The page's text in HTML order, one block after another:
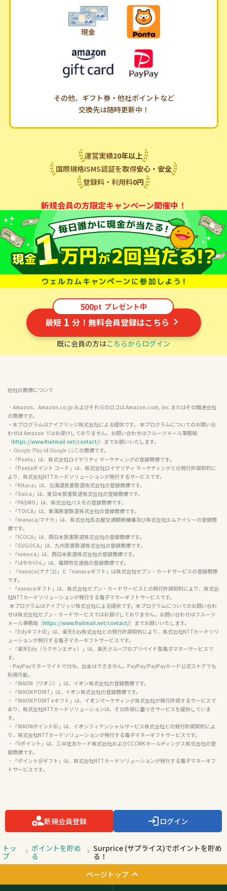
その他、ギフト券・他社ポイントなど
交換先は随時更新中！
運営実績20年以上
国際規格ISMS認証を取得安心・安全
登録料・利用料0円
新規会員の方限定キャンペーン開催中！
500pt プレゼント中
最短 1 分！無料会員登録はこちら
既に会員の方はこちらからログイン
他社の商標について
・Amazon、Amazon.co.jp およびそれらのロゴは Amazon.com, Inc.またはその関連会社
の商標です。
・本プログラムはアイブリッジ株式会社による提供です。 本プログラムについてのお問い合
わせは Amazon ではお受けしておりません。お問い合わせはフルーツメール事務局
（https://www.fruitmail.net/contact/）までお願いいたします。
・ Google Play は Google LLC の商標です。
・「Ponta」は、株式会社ロイヤリティ マーケティングの登録商標です。
・「Pontaポイント コード」は、株式会社ロイヤリティ マーケティングとの発行許諾契約に
より、株式会社NTTカードソリューションが発行するサービスです。
・「Kitaca」は、北海道旅客鉄道株式会社の登録商標です。
・「Suica」は、東日本旅客鉄道株式会社の登録商標です。
・「PASMO」は、株式会社パスモの登録商標です。
・「TOICA」は、東海旅客鉄道株式会社の登録商標です。
・「manaca/マナカ」は、株式会社名古屋交通開発機構及び株式会社エムアイシーの登録商
標です。
・「ICOCA」は、西日本旅客鉄道株式会社の登録商標です。
・「SUGOCA」は、九州旅客鉄道株式会社の登録商標です。
・「nimoca」は、西日本鉄道株式会社の登録商標です。
・「はやかけん」は、福岡市交通局の登録商標です。
・ 「nanaco(ナナコ)」と「nanacoギフト」は株式会社セブン・カードサービスの登録商標
です。
・「nanacoギフト」は、株式会社セブン・カードサービスとの発行許諾契約により、株式会
社NTTカードソリューションが発行する電子マネーギフトサービスです。
せは株式会社セブン・カードサービスではお受けしておりません。お問い合わせはフルーツ
メール事務局（https://www.fruitmail.net/contact/）までお願いいたします。
・「EdyギフトID」は、楽天Edy株式会社との発行許諾契約により、株式会社NTTカードソリ
ューションが発行する電子マネーギフトサービスです。
・「楽天Edy（ラクテンエディ）」は、楽天グループのプリペイド型電子マネーサービスで
す。
・PayPayマネーライトで付与。出金はできません。PayPay/PayPayカード公式ストアでも
利用可能。
・「WAON（ワオン）」は、イオン株式会社の登録商標です。
・「WAON POINT」は、イオン株式会社の登録商標です。
・「WAON POINT eギフト」は、イオンマーケティング株式会社が発行許諾するサービスで
あり、株式会社NTTカードソリューションは、その許諾に基づきサービスを提供していま
す。
・「WAONポイントID」は、イオンフィナンシャルサービス株式会社との発行許諾契約によ
り、株式会社NTTカードソリューションが発行する電子マネーギフトサービスです。
・「Vポイント」は、三井住友カード株式会社およびCCCMKホールディングス株式会社の登
録商標です。
・「ポイント＠ギフト」は、株式会社NTTカードソリューションが発行する電子マネーギフ
トサービスです。
新規会員登録 ログイン
トッ
プ
ポイントを貯め
る
Surprice (サプライス)でポイントを貯め
る！
ページトップ